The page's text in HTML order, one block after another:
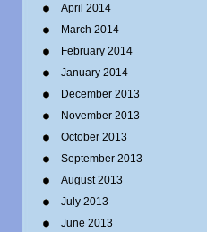
April 2014
March 2014
February 2014
January 2014
December 2013
November 2013
October 2013
September 2013
August 2013
July 2013
June 2013